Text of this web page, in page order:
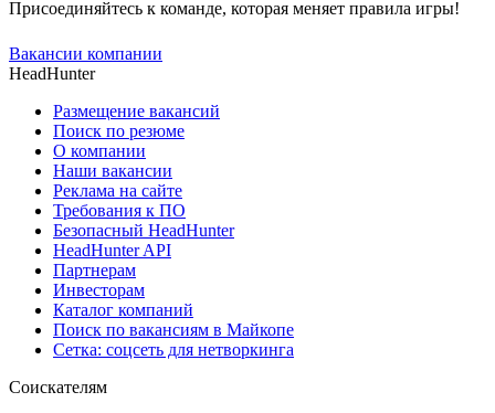
Присоединяйтесь к команде, которая меняет правила игры!
Вакансии компании
HeadHunter
Размещение вакансий
Поиск по резюме
О компании
Наши вакансии
Реклама на сайте
Требования к ПО
Безопасный HeadHunter
HeadHunter API
Партнерам
Инвесторам
Каталог компаний
Поиск по вакансиям в Майкопе
Сетка: соцсеть для нетворкинга
Соискателям